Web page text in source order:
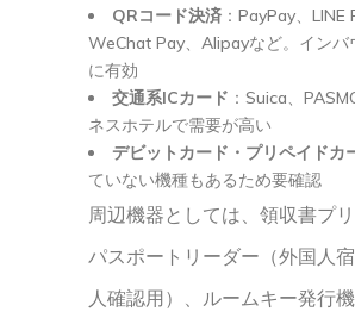
QRコード決済 ：PayPay、LINE
WeChat Pay、Alipayなど。インバ
に有効
交通系ICカード ：Suica、
ネスホテルで需要が高い
デビットカード・プリペイドカ
ていない機種もあるため要確認
周辺機器としては、領収書プリ
パスポートリーダー（外国人
人確認用）、ルームキー発行